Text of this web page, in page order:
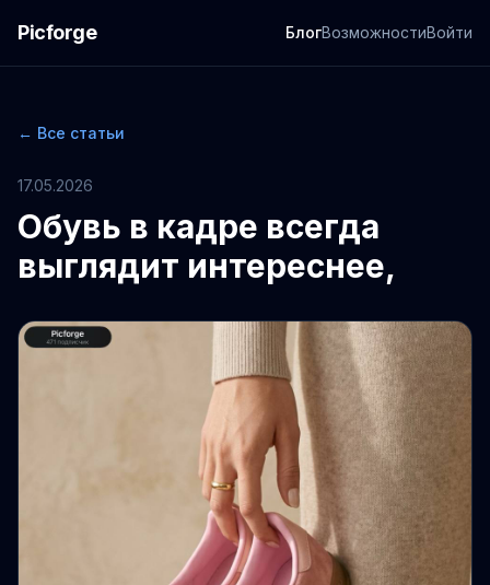
Picforge БлогВозможностиВойти
← Все статьи
17.05.2026
Обувь в кадре всегда
выглядит интереснее,